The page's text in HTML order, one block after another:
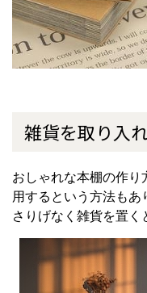
雑貨を取り入
おしゃれな本棚の作
用するという方法もあ
さりげなく雑貨を置く